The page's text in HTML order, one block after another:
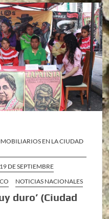
EN LA CIUDAD
DE SEPTIEMBRE
NOTICIAS NACIONALES
duro’ (Ciudad